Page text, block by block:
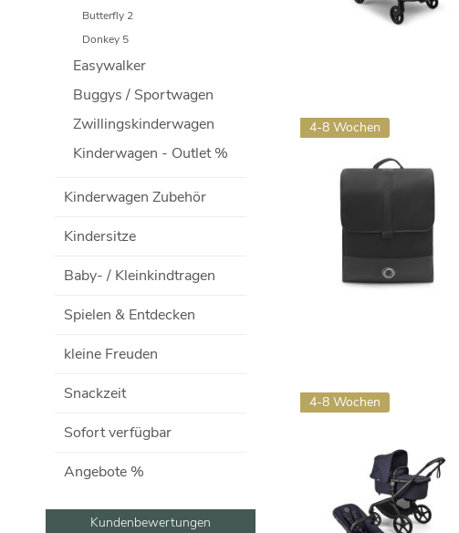
Butterfly 2
Donkey 5
Easywalker
Buggys / Sportwagen
Zwillingskinderwagen
Kinderwagen - Outlet %
Kinderwagen Zubehör
Kindersitze
Baby- / Kleinkindtragen
Spielen & Entdecken
kleine Freuden
Snackzeit
Sofort verfügbar
Angebote %
Kundenbewertungen
4-8 Wochen
4-8 Wochen